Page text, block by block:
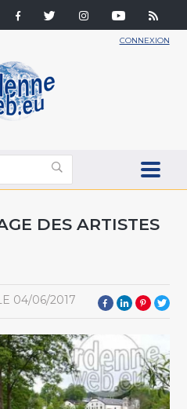
CONNEXION
DES ARTISTES
04/06/2017